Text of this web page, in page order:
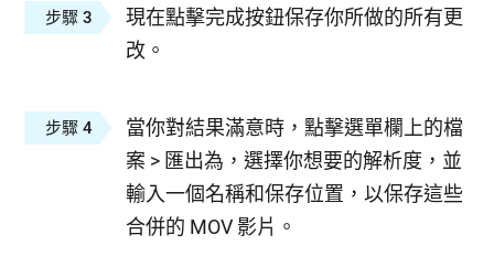
步驟 3
現在點擊完成按鈕保存你所做的所有更
改。
步驟 4
當你對結果滿意時，點擊選單欄上的檔
案 > 匯出為，選擇你想要的解析度，並
輸入一個名稱和保存位置，以保存這些
合併的 MOV 影片。